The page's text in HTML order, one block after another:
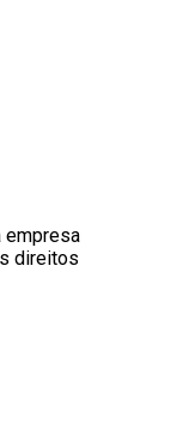
empresa
direitos